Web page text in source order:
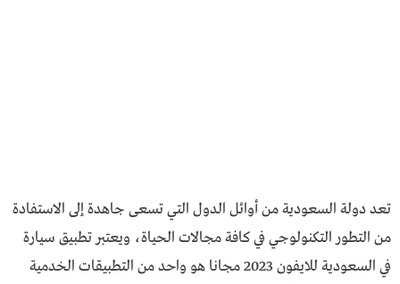
تعد دولة السعودية من أوائل الدول التي تسعى جاهدة إلى الاستفادة
من التطور التكنولوجي في كافة مجالات الحياة، ويعتبر تطبيق سيارة
في السعودية للايفون 2023 مجانا هو واحد من التطبيقات الخدمية